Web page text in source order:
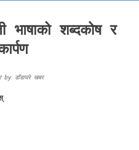
भाषाको शब्दकोष र
by डाँडाघरे खबर